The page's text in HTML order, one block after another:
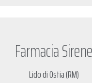
Farmacia Sirene
Lido di Ostia (RM)